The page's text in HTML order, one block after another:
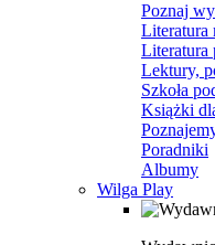
Poznaj
Literatura
Literatura
Lektury,
Szkoła
Książki
Poradniki
Albumy
Wilga Play